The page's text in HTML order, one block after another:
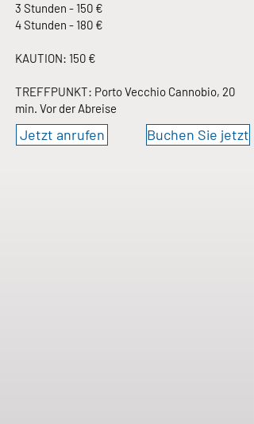
3 Stunden - 150 €
4 Stunden - 180 €
KAUTION: 150 €
TREFFPUNKT: Porto Vecchio Cannobio, 20
min. Vor der Abreise
Jetzt anrufen Buchen Sie jetzt